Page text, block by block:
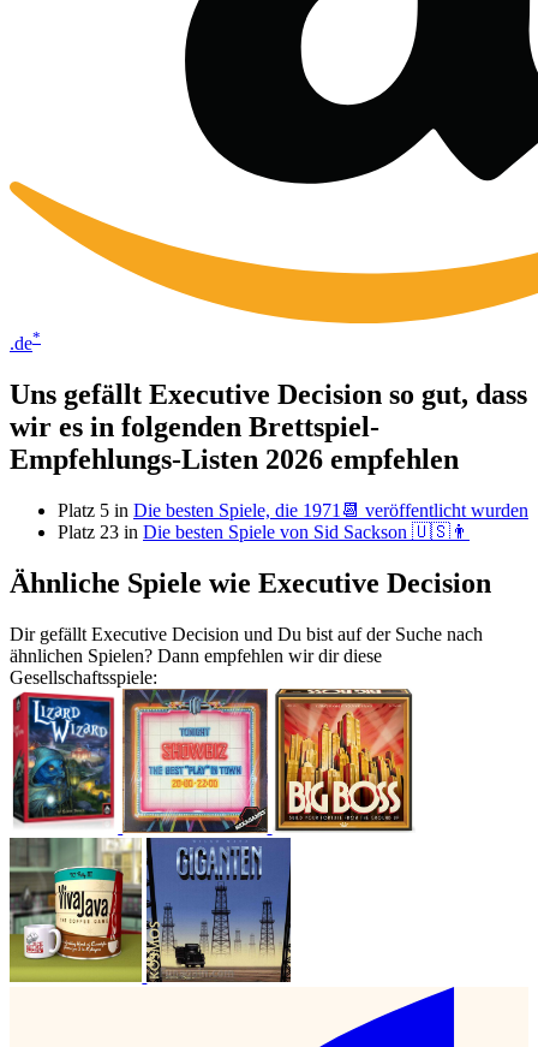
.de*
Uns gefällt Executive Decision so gut, dass
wir es in folgenden Brettspiel-
Empfehlungs-Listen 2026 empfehlen
Platz 5 in Die besten Spiele, die 1971📆 veröffentlicht wurden
Platz 23 in Die besten Spiele von Sid Sackson 🇺🇸👨
Ähnliche Spiele wie Executive Decision
Dir gefällt Executive Decision und Du bist auf der Suche nach
ähnlichen Spielen? Dann empfehlen wir dir diese
Gesellschaftsspiele: